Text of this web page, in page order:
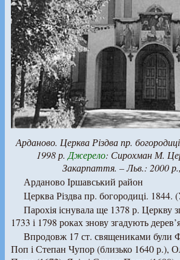
Арданово. Церква Різдва пр.
1998 р. Джерело: Сирохман М.
Закарпаття. – Льв.: 2000
Арданово Іршавський район
Церква Різдва пр. богородиці.
Парохія існувала ще 1378 р. Церкву
1733 і 1798 роках знову згадують
Впродовж 17 ст. священиками були
Поп і Степан Чупор (близько 1640 р.),